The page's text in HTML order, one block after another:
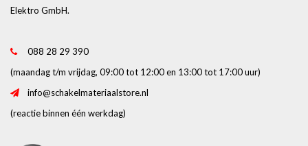
Elektro GmbH.
088 28 29 390
(maandag t/m vrijdag, 09:00 tot 12:00 en 13:00 tot 17:00 uur)
info@schakelmateriaalstore.nl
(reactie binnen één werkdag)